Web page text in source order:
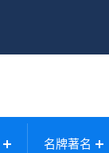
名牌著名